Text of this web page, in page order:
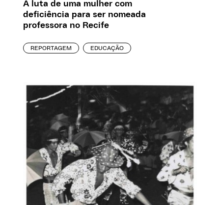
A luta de uma mulher com
deficiência para ser nomeada
professora no Recife
REPORTAGEM EDUCAÇÃO